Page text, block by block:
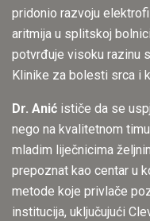
pridonio razvoju
aritmija u splitskoj
potvrđuje visoku razinu
Klinike za bolesti srca i
Dr. Anić ističe da se
nego na kvalitetnom
mladim liječnicima
prepoznat kao centar u
metode koje privlače
institucija, uključujući